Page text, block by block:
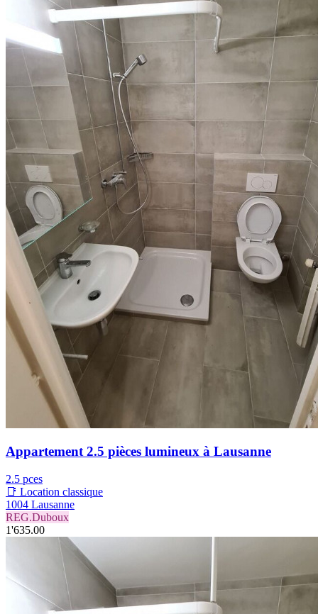
Appartement 2.5 pièces lumineux à Lausanne
2.5 pces
📑 Location classique
1004 Lausanne
REG.Duboux
1'635.00